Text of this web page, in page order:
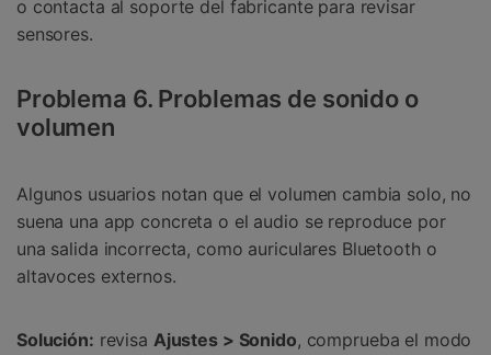
o contacta al soporte del fabricante para revisar
sensores.
Problema 6. Problemas de sonido o
volumen
Algunos usuarios notan que el volumen cambia solo, no
suena una app concreta o el audio se reproduce por
una salida incorrecta, como auriculares Bluetooth o
altavoces externos.
Solución: revisa Ajustes > Sonido, comprueba el modo